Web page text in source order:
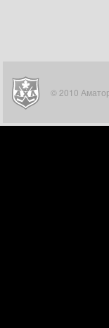
© 2010